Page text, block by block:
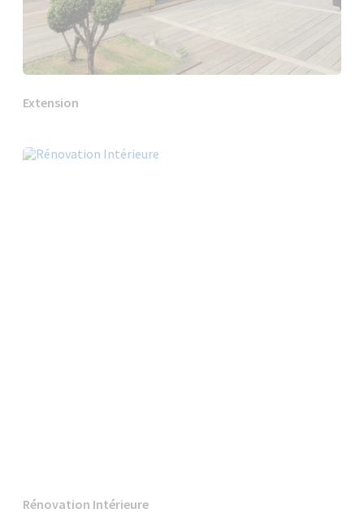
Extension
Rénovation Intérieure